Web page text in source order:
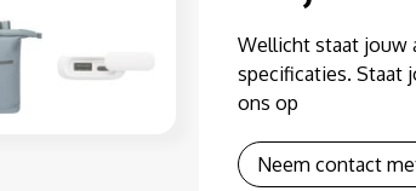
Wellicht staat jouw
specificaties. Staat
ons op
Neem contact